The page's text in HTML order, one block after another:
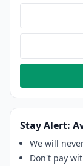
Stay Alert:
We will
Don't pay